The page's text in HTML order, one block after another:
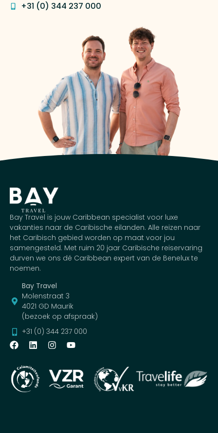
+31 (0) 344 237 000
Bay Travel is jouw Caribbean specialist voor luxe
vakanties naar de Caribische eilanden. Alle reizen naar
het Caribisch gebied worden op maat voor jou
samengesteld. Met ruim 20 jaar Caribische reiservaring
durven we ons dé Caribbean expert van de Benelux te
noemen.
Bay Travel
Molenstraat 3
4021 GD Maurik
(bezoek op afspraak)
+31 (0) 344 237 000